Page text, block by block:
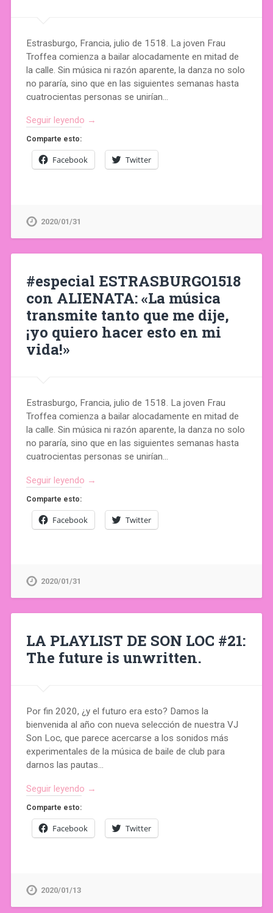
Estrasburgo, Francia, julio de 1518. La joven Frau
Troffea comienza a bailar alocadamente en mitad de
la calle. Sin música ni razón aparente, la danza no solo
no pararía, sino que en las siguientes semanas hasta
cuatrocientas personas se unirían…
Seguir leyendo →
Comparte esto:
Facebook Twitter
2020/01/31
#especial ESTRASBURGO1518
con ALIENATA: «La música
transmite tanto que me dije,
¡yo quiero hacer esto en mi
vida!»
Estrasburgo, Francia, julio de 1518. La joven Frau
Troffea comienza a bailar alocadamente en mitad de
la calle. Sin música ni razón aparente, la danza no solo
no pararía, sino que en las siguientes semanas hasta
cuatrocientas personas se unirían…
Seguir leyendo →
Comparte esto:
Facebook Twitter
2020/01/31
LA PLAYLIST DE SON LOC #21:
The future is unwritten.
Por fin 2020, ¿y el futuro era esto? Damos la
bienvenida al año con nueva selección de nuestra VJ
Son Loc, que parece acercarse a los sonidos más
experimentales de la música de baile de club para
darnos las pautas…
Seguir leyendo →
Comparte esto:
Facebook Twitter
2020/01/13